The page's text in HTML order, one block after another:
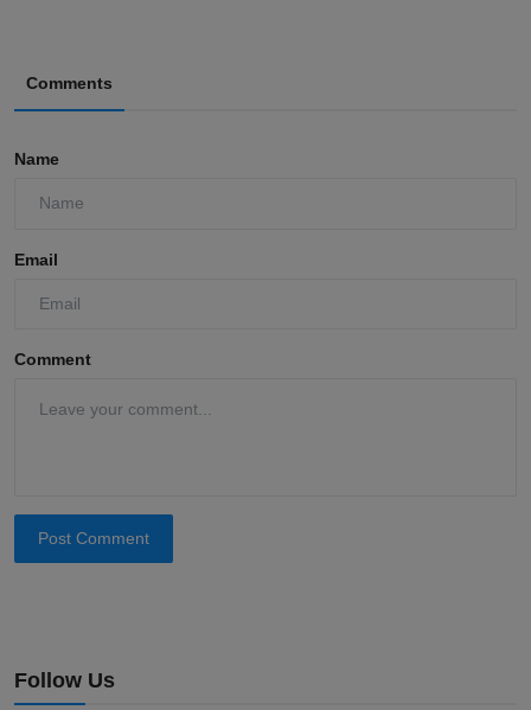
Comments
Name
Email
Comment
Post Comment
Follow Us